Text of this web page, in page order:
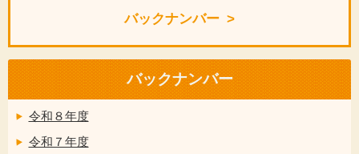
バックナンバー
バックナンバー
令和８年度
令和７年度